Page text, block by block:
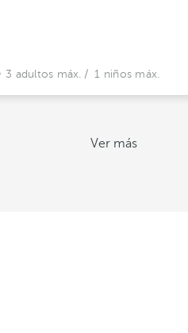
3 adultos máx. / 1 niños máx.
Ver más